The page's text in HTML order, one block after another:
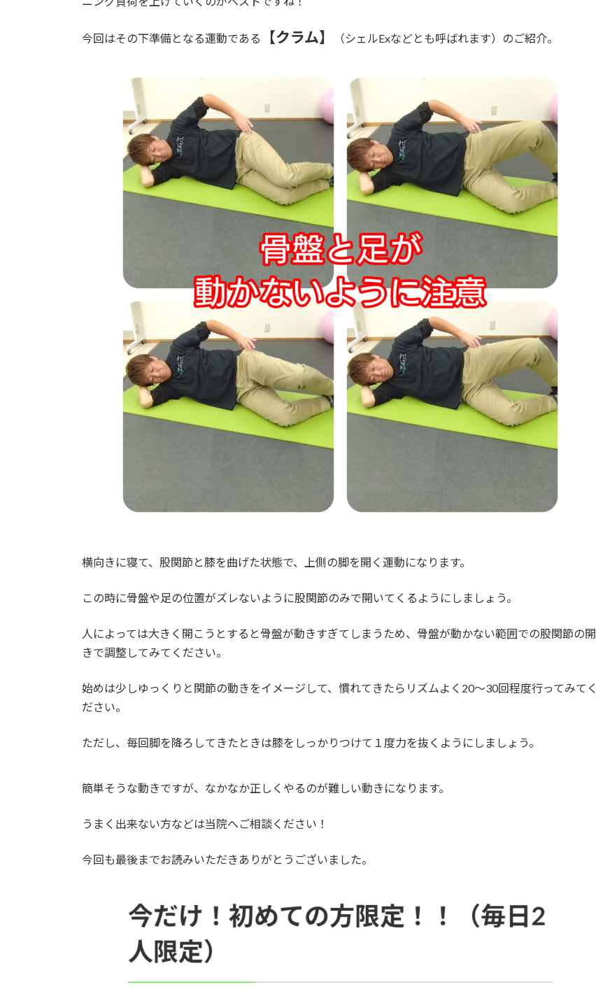
今回はその下準備となる運動である 【クラム】 （シェルExなどとも呼ばれます）のご紹介。
横向きに寝て、股関節と膝を曲げた状態で、上側の脚を開く運動になります。
この時に骨盤や足の位置がズレないように股関節のみで開いてくるようにしましょう。
人によっては大きく開こうとすると骨盤が動きすぎてしまうため、骨盤が動かない範囲での股関節の開
きで調整してみてください。
始めは少しゆっくりと関節の動きをイメージして、慣れてきたらリズムよく20～30回程度行ってみてく
ださい。
ただし、毎回脚を降ろしてきたときは膝をしっかりつけて１度力を抜くようにしましょう。
簡単そうな動きですが、なかなか正しくやるのが難しい動きになります。
うまく出来ない方などは当院へご相談ください！
今回も最後までお読みいただきありがとうございました。